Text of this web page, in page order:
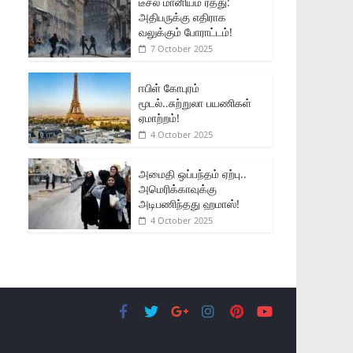
அதிபருக்கு எதிராக
வலுக்கும் போராட்டம்!
7 October 2025
ஈபிள் கோபுரம்
மூடல்..சுற்றுலா பயணிகள்
ஏமாற்றம்!
4 October 2025
அமைதி ஒப்பந்தம் ஏற்பு..
அமெரிக்காவுக்கு
அடிபணிந்தது ஹமாஸ்!
4 October 2025